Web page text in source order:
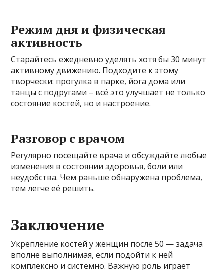
Режим дня и физическая
активность
Старайтесь ежедневно уделять хотя бы 30 минут
активному движению. Подходите к этому
творчески: прогулка в парке, йога дома или
танцы с подругами – всё это улучшает не только
состояние костей, но и настроение.
Разговор с врачом
Регулярно посещайте врача и обсуждайте любые
изменения в состоянии здоровья, боли или
неудобства. Чем раньше обнаружена проблема,
тем легче её решить.
Заключение
Укрепление костей у женщин после 50 — задача
вполне выполнимая, если подойти к ней
комплексно и системно. Важную роль играет